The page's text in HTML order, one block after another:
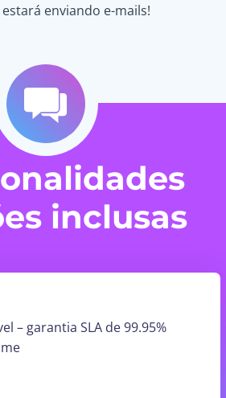
enviando e-mails!
inclusas
– garantia SLA de 99.95%